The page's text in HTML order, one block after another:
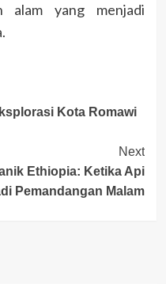
alam yang menjadi
Kota Romawi
Next
Ethiopia: Ketika Api
Pemandangan Malam